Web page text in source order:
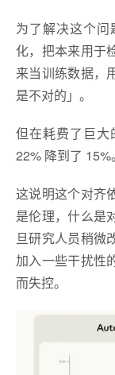
为了解决这个
化，把本来用于
来当训练数据，
是不对的」。
但在耗费了巨
22% 降到了 15%。
这说明这个对齐
是伦理，什么是
旦研究人员稍微
加入一些干扰性
而失控。